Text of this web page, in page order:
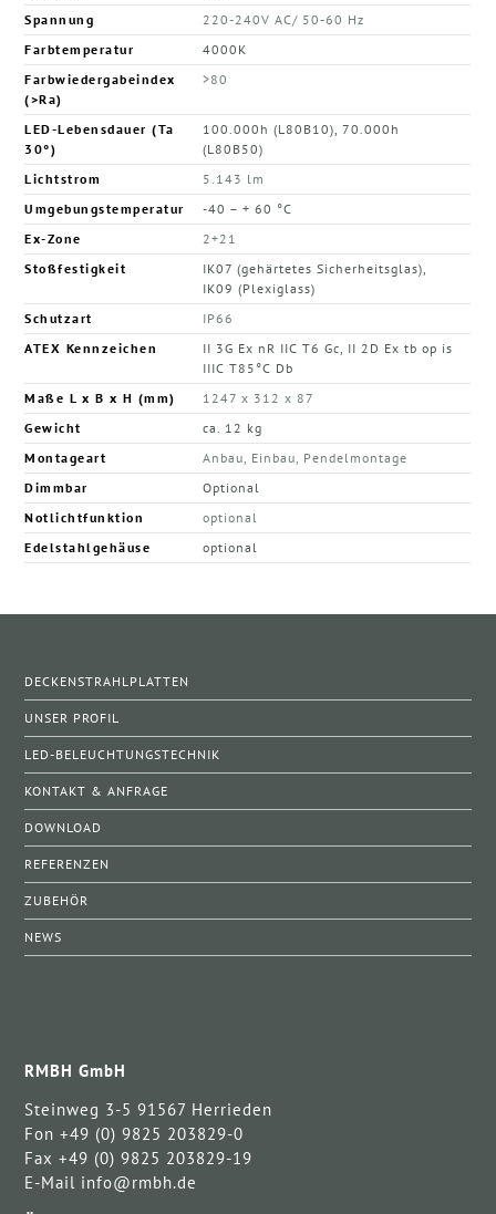
Spannung
220-240V AC/ 50-60 Hz
Farbtemperatur
4000K
Farbwiedergabeindex
(>Ra)
>80
LED-Lebensdauer (Ta
30°)
100.000h (L80B10), 70.000h
(L80B50)
Lichtstrom
5.143 lm
Umgebungstemperatur
-40 – + 60 °C
Ex-Zone
2+21
Stoßfestigkeit
IK07 (gehärtetes Sicherheitsglas),
IK09 (Plexiglass)
Schutzart
IP66
ATEX Kennzeichen
II 3G Ex nR IIC T6 Gc, II 2D Ex tb op is
IIIC T85°C Db
Maße L x B x H (mm)
1247 x 312 x 87
Gewicht
ca. 12 kg
Montageart
Anbau, Einbau, Pendelmontage
Dimmbar
Optional
Notlichtfunktion
optional
Edelstahlgehäuse
optional
DECKENSTRAHLPLATTEN
UNSER PROFIL
LED-BELEUCHTUNGSTECHNIK
KONTAKT & ANFRAGE
DOWNLOAD
REFERENZEN
ZUBEHÖR
NEWS
RMBH GmbH
Steinweg 3-5 91567 Herrieden
Fon +49 (0) 9825 203829-0
Fax +49 (0) 9825 203829-19
E-Mail info@rmbh.de